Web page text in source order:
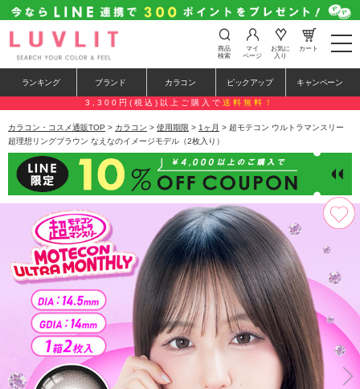
t
o
e
n
a
a
i
o
n
商品
検索
マイ
ページ
お気に
入り
カート
ランキング ブランド カラコン ピックアップ キャンペーン
3,300円(税込)以上ご購入で 送料無料！
カラコン・コスメ通販TOP > カラコン > 使用期限 > 1ヶ月 > 超モテコン ウルトラマンスリー
超理想リングブラウン なえなのイメージモデル（2枚入り）